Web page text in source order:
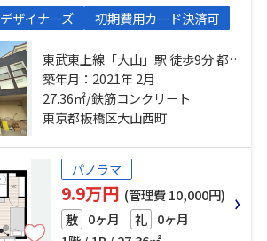
デザイナーズ 初期費用カード決済可
東武東上線「大山」駅 徒歩9分 都営
三田線「板橋区役所前」駅 徒歩19
分 有楽町線「千川」駅 徒歩18分
築年月：2021年 2月
27.36㎡/鉄筋コンクリート
東京都板橋区大山西町
パノラマ
9.9万円 (管理費 10,000円)
敷 0ヶ月 礼 0ヶ月